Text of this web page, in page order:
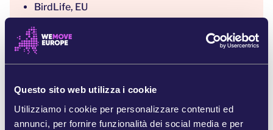
Questo sito web utilizza i cookie
Utilizziamo i cookie per personalizzare contenuti ed
annunci, per fornire funzionalità dei social media e per
BirdLife, EU
Bloei! in Arnhem, Olanda
Bomenstihting Achterhoek, Olanda
BundesBürgerInitiative Waldschutz, Germania
Canopée, Francia
Carolina Wetlands Association, USA
Carpatica, Polonia
CEEWeb for Biodiversity, Ungheria